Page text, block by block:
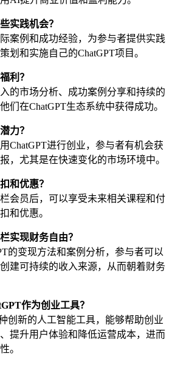
实践机会？
案例和成功经验，为参与者提供实践
划和实施自己的ChatGPT项目。
利？
的市场分析、成功案例分享和持续的
们在ChatGPT生态系统中获得成功。
力？
ChatGPT进行创业，参与者有机会获
，尤其是在快速变化的市场环境中。
和优惠？
会员后，可以享受未来相关课程和付
和优惠。
实现财务自由？
的变现方法和案例分析，参与者可以
建可持续的收入来源，从而朝着财务
作为创业工具？
创新的人工智能工具，能够帮助创业
提升用户体验和降低运营成本，进而
。